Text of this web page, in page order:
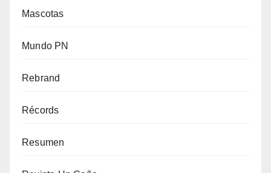
Mascotas
Mundo PN
Rebrand
Récords
Resumen